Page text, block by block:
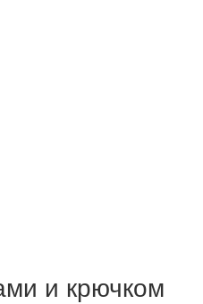
и крючком